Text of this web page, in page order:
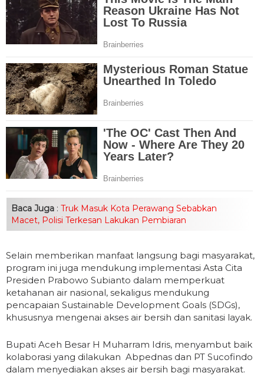
Baca Juga : Truk Masuk Kota Perawang Sebabkan
Macet, Polisi Terkesan Lakukan Pembiaran
Selain memberikan manfaat langsung bagi masyarakat,
program ini juga mendukung implementasi Asta Cita
Presiden Prabowo Subianto dalam memperkuat
ketahanan air nasional, sekaligus mendukung
pencapaian Sustainable Development Goals (SDGs),
khususnya mengenai akses air bersih dan sanitasi layak.
Bupati Aceh Besar H Muharram Idris, menyambut baik
kolaborasi yang dilakukan Abpednas dan PT Sucofindo
dalam menyediakan akses air bersih bagi masyarakat.